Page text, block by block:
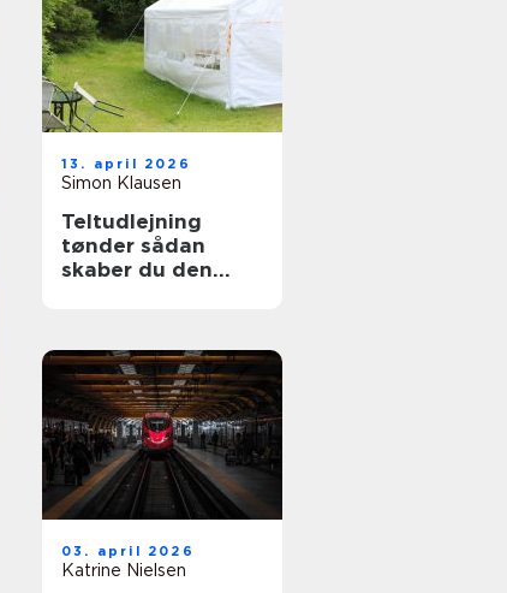
13. april 2026
Simon Klausen
Teltudlejning
tønder sådan
skaber du den
03. april 2026
Katrine Nielsen